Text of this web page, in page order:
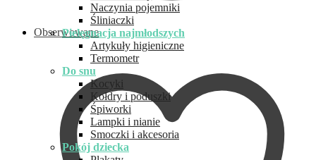
Obserwowane
Naczynia pojemniki
Śliniaczki
Pielęgnacja najmłodszych
Artykuły higieniczne
Termometr
Do snu
Kocyki
Kołdry i poduszki
Śpiworki
Lampki i nianie
Smoczki i akcesoria
Pokój dziecka